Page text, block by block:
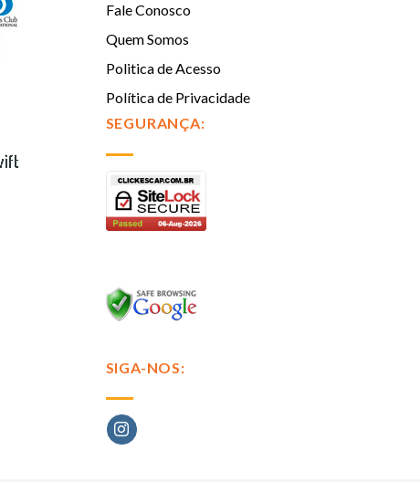
Fale Conosco
Quem Somos
Politica de Acesso
Política de Privacidade
SEGURANÇA:
SIGA-NOS: